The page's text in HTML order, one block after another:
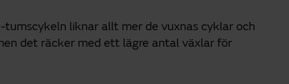
liknar allt mer de vuxnas cyklar och
det räcker med ett lägre antal växlar för